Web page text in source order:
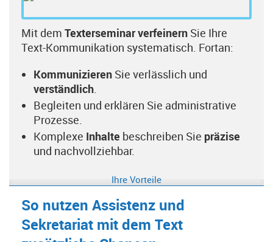
Mit dem Texterseminar verfeinern Sie Ihre
Text-Kommunikation systematisch. Fortan:
Kommunizieren Sie verlässlich und
verständlich.
Begleiten und erklären Sie administrative
Prozesse.
Komplexe Inhalte beschreiben Sie präzise
und nachvollziehbar.
Ihre Vorteile
So nutzen Assistenz und
Sekretariat mit dem Text